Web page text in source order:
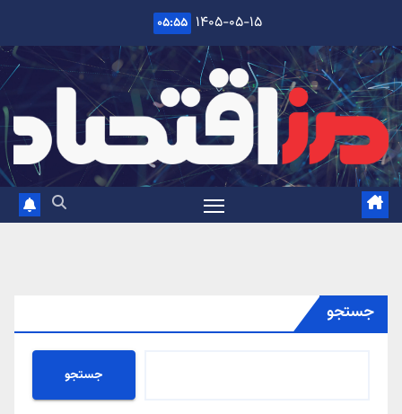
content
۱۴۰۵-۰۵-۱۵ ۰۵:۵۵
جستجو
جستجو